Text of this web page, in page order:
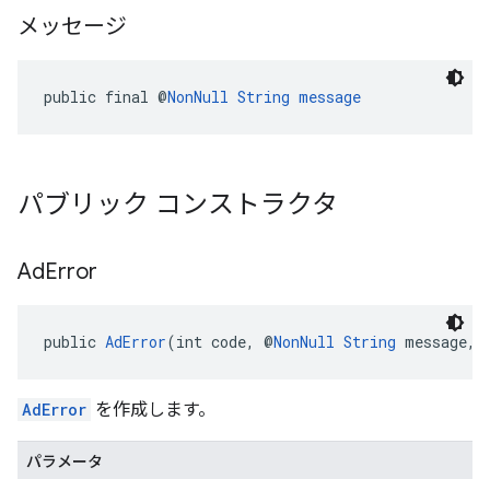
メッセージ
public final @NonNull String message
パブリック コンストラクタ
AdError
public AdError(int code, @NonNull String message,
AdError を作成します。
パラメータ